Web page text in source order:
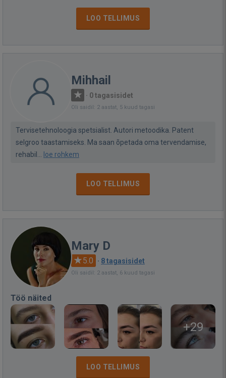
LOO TELLIMUS
Mihhail
· 0 tagasisidet
Oli saidil: 2 aastat, 5 kuud tagasi
Tervisetehnoloogia spetsialist. Autori metoodika. Patent
selgroo taastamiseks. Ma saan õpetada oma tervendamise,
rehabil...
loe rohkem
LOO TELLIMUS
Mary D
5.0 · 8 tagasisidet
Oli saidil: 2 aastat, 6 kuud tagasi
Töö näited
+29
LOO TELLIMUS